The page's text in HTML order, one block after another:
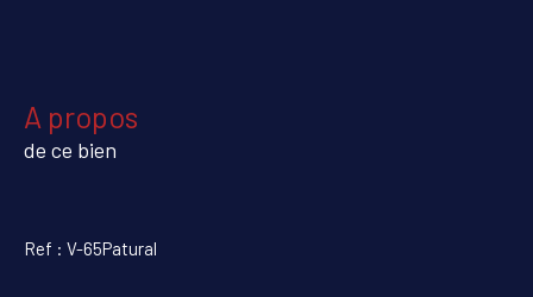
a propos
de ce bien
Ref : V-65Patural